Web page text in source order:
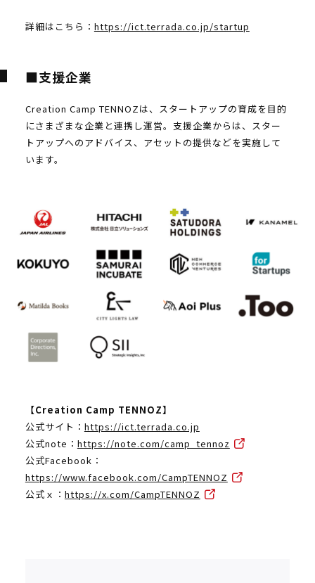
詳細はこちら： https://ict.terrada.co.jp/startup
■支援企業
Creation Camp TENNOZは、スタートアップの育成を目的
にさまざまな企業と連携し運営。支援企業からは、スター
トアップへのアドバイス、アセットの提供などを実施して
います。
【Creation Camp TENNOZ】
公式サイト： https://ict.terrada.co.jp
公式note： https://note.com/camp_tennoz
公式Facebook：
https://www.facebook.com/CampTENNOZ
公式ｘ： https://x.com/CampTENNOZ